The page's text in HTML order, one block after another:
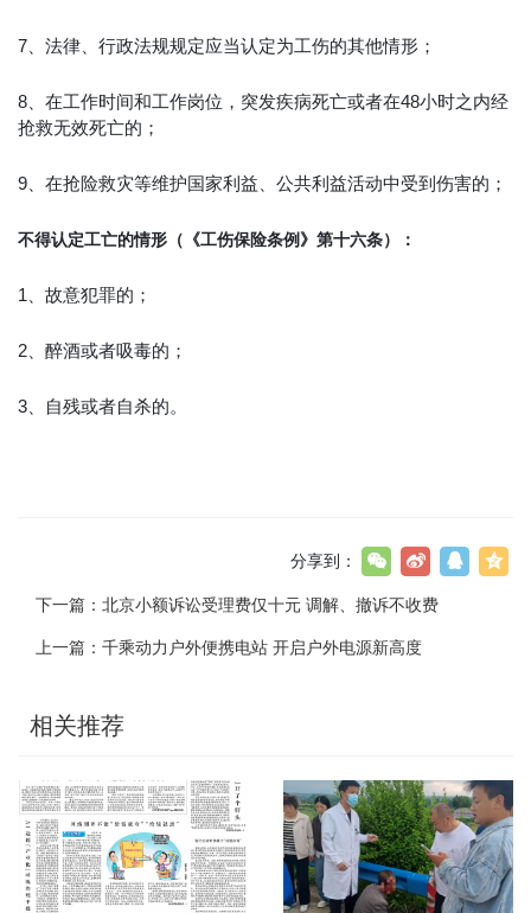
7、法律、行政法规规定应当认定为工伤的其他情形；
8、在工作时间和工作岗位，突发疾病死亡或者在48小时之内经
抢救无效死亡的；
9、在抢险救灾等维护国家利益、公共利益活动中受到伤害的；
不得认定工亡的情形（《工伤保险条例》第十六条）：
1、故意犯罪的；
2、醉酒或者吸毒的；
3、自残或者自杀的。
分享到：
下一篇： 北京小额诉讼受理费仅十元 调解、撤诉不收费
上一篇： 千乘动力户外便携电站 开启户外电源新高度
相关推荐